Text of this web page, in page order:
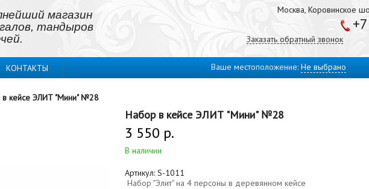
магазин
тандыров
Москва, Коровинское
Заказать обратный звонок
КОНТАКТЫ Ваше местоположение: Не выбрано
кейсе ЭЛИТ "Мини" №28
Набор в кейсе ЭЛИТ "Мини" №28
3 550 р.
В наличии
Артикул: S-1011
Набор "Элит" на 4 персоны в деревянном кейсе